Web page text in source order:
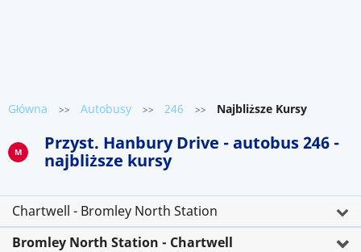
Główna >> Autobusy >> 246 >> Najbliższe Kursy
M
Przyst. Hanbury Drive - autobus 246 -
najbliższe kursy
Chartwell - Bromley North Station
Bromley North Station - Chartwell